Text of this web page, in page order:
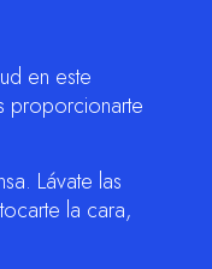
en este
proporcionarte
Lávate las
la cara,